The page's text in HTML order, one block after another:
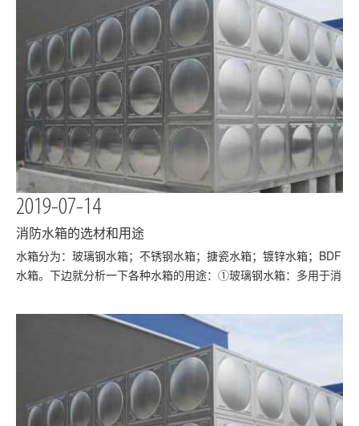
2019-07-14
消防水箱的选材和用途
​水箱分为：玻璃钢水箱；不锈钢水箱；搪瓷水箱；镀锌水箱；BDF
水箱。下边就分析一下各种水箱的用途：①玻璃钢水箱：多用于消
水，内部件换成304不锈钢的就可以了，如果储存高温水提前告
知，另做方案。玻璃钢水箱②不锈钢水箱：多用于…